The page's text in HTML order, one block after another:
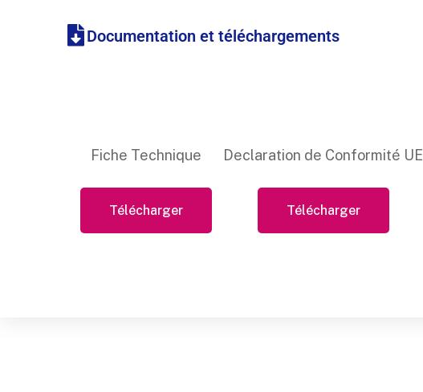
Documentation et téléchargements
Fiche Technique
Télécharger
Declaration de Conformité UE
Télécharger